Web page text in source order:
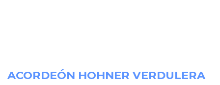
ACORDEÓN HOHNER VERDULERA